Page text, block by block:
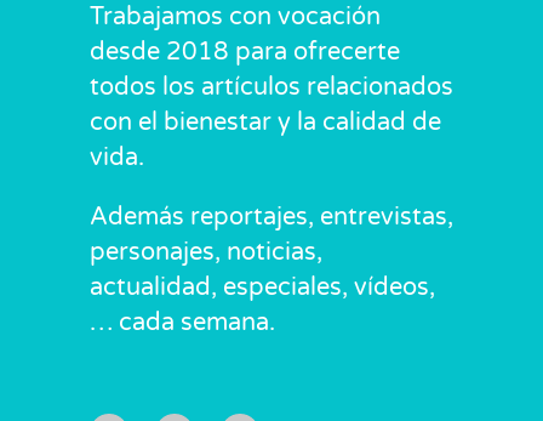
Trabajamos con vocación
desde 2018 para ofrecerte
todos los artículos relacionados
con el bienestar y la calidad de
vida.
Además reportajes, entrevistas,
personajes, noticias,
actualidad, especiales, vídeos,
… cada semana.